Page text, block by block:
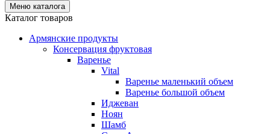
Меню каталога
Каталог товаров
Армянские продукты
Консервация фруктовая
Варенье
Vital
Варенье маленький объем
Варенье большой объем
Иджеван
Ноян
Шамб